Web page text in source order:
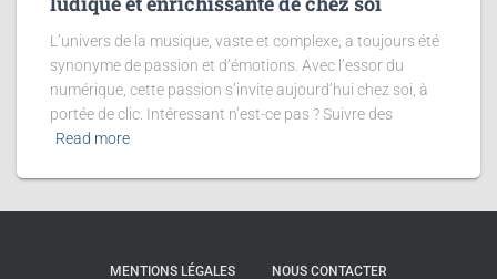
L’univers de la musique, vaste et complexe, a toujours été
synonyme de passion et d’émotions. Avec l’essor du
numérique, cette passion s’invite aujourd’hui chez soi, à
portée de clic. Intéressant n’est-ce pas ? Suivre des
Read more
MENTIONS LÉGALES NOUS CONTACTER